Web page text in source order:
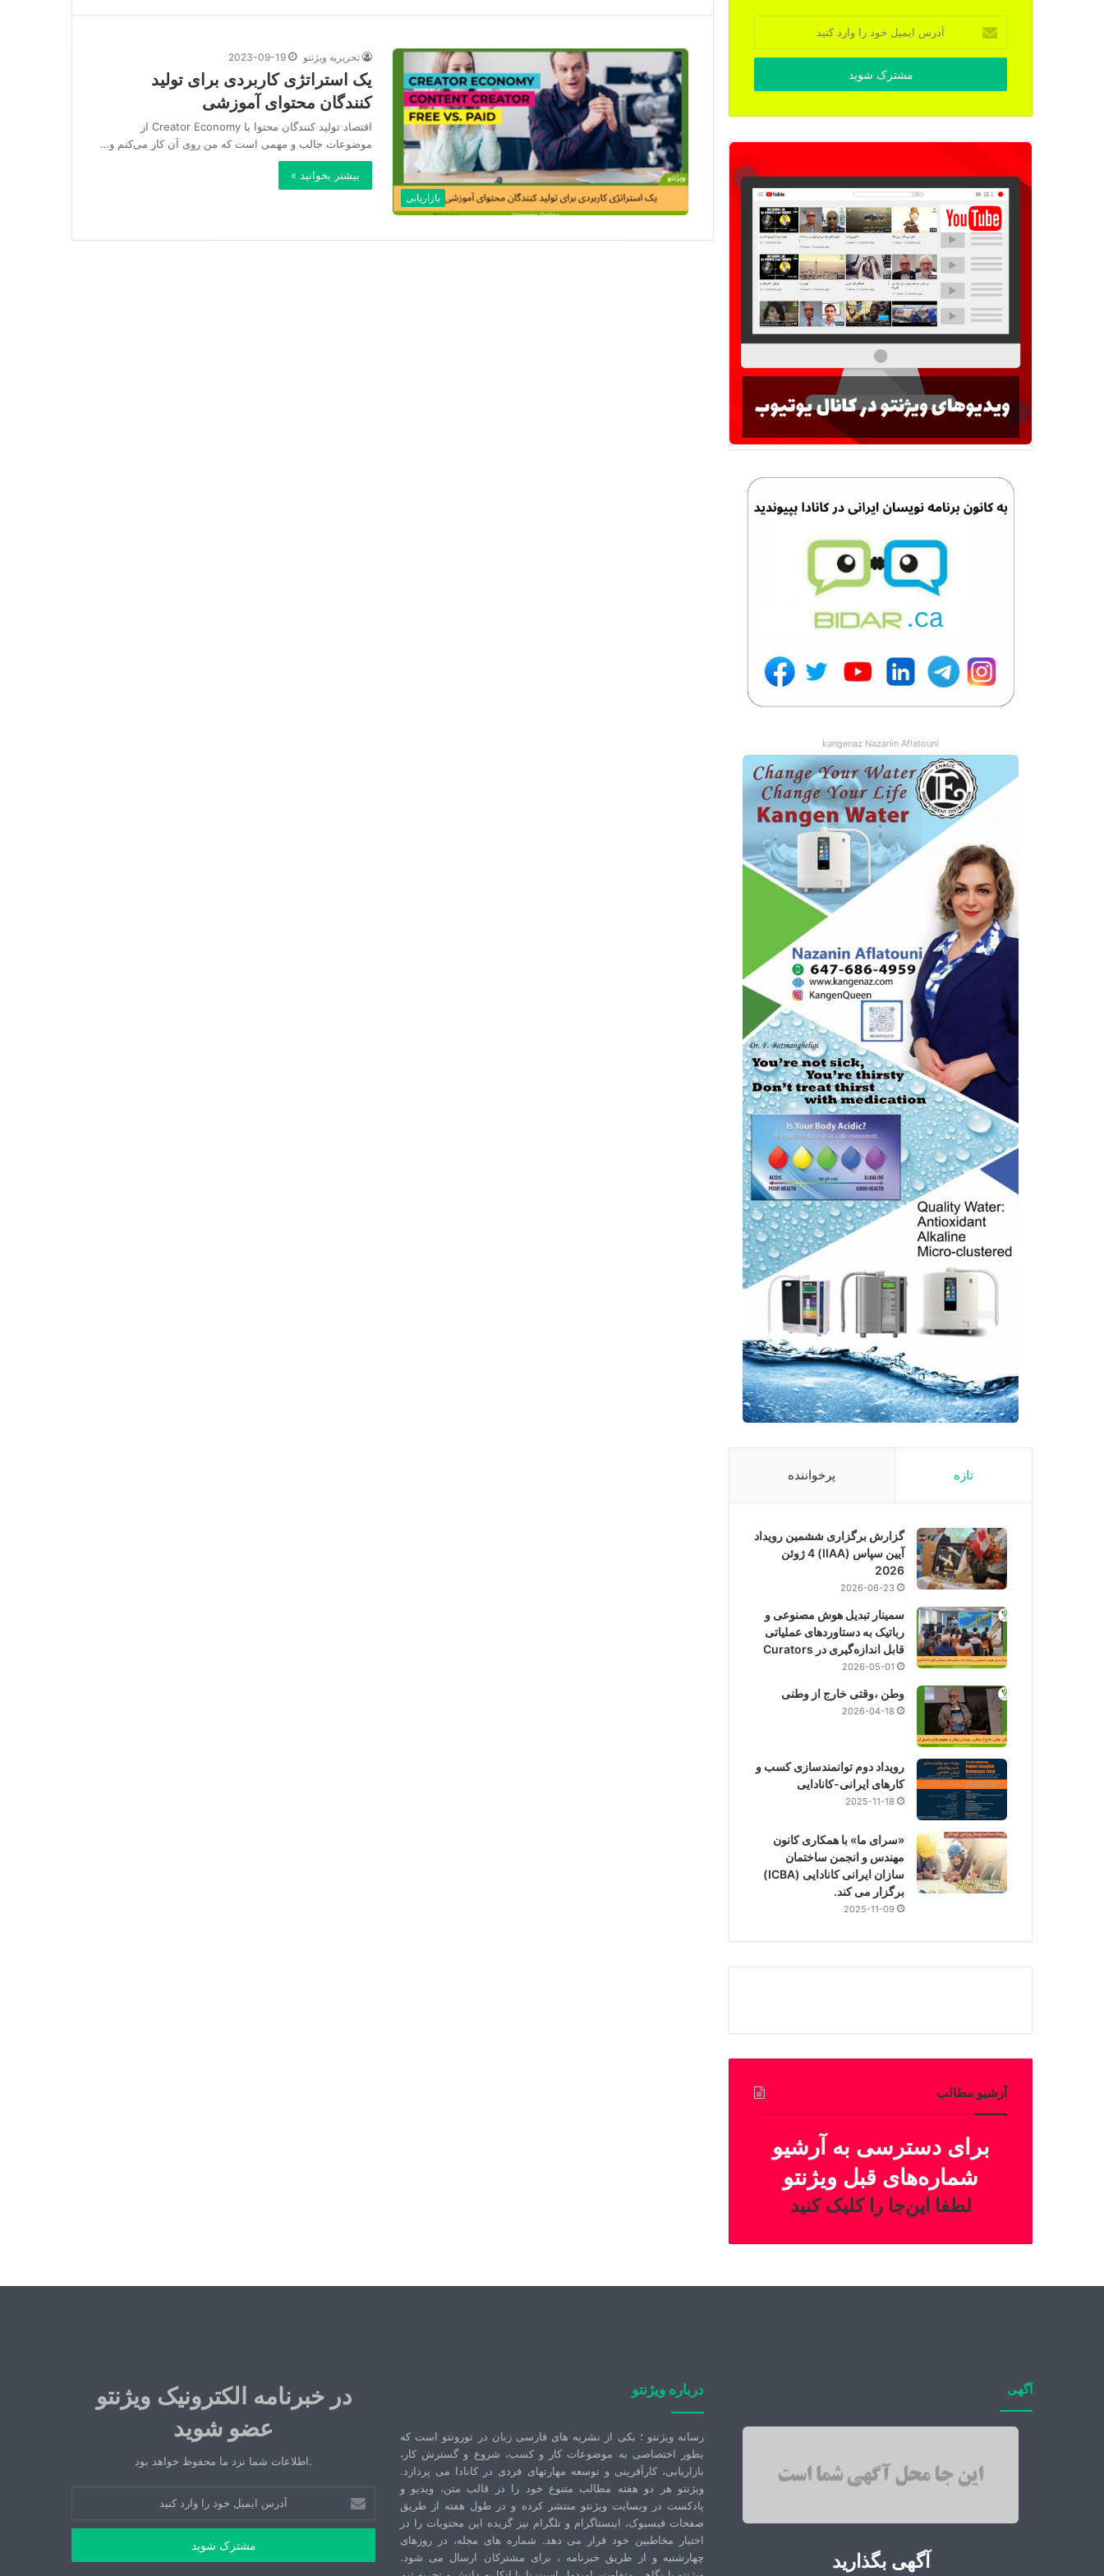
بازاریابی
تحریریه ویژنتو 2023-09-19
یک استراتژی کاربردی برای تولید
کنندگان محتوای آموزشی
اقتصاد تولید کنندگان محتوا یا Creator Economy از
موضوعات جالب و مهمی است که من روی آن کار می‌کنم و…
بیشتر بخوانید »
ایمیل
خود
وارد
kangenaz Nazanin Aflatouni
تازه پرخواننده
گزارش برگزاری ششمین رویداد
آیین سپاس (IIAA) 4 ژوئن
2026
2026-06-23
سمینار تبدیل هوش مصنوعی و
رباتیک به دستاوردهای عملیاتی
قابل اندازه‌گیری در Curators
2026-05-01
وطن ،وقتی خارج از وطنی
2026-04-18
رویداد دوم توانمندسازی کسب و
کارهای ایرانی-کانادایی
2025-11-18
«سرای ما» با همکاری کانون
مهندس و انجمن ساختمان
سازان ایرانی کانادایی (ICBA)
برگزار می کند.
2025-11-09
آرشیو مطالب
برای دسترسی به آرشیو
شماره‌های قبل ویژنتو
لطفا این‌جا را کلیک کنید
آگهی
آگهی بگذارید
درباره ویژنتو
رسانه ویژنتو ؛ یکی از نشریه های فارسی زبان در تورونتو است که
بطور اختصاصی به موضوعات کار و کسب، شروع و گسترش کار،
بازاریابی، کارآفرینی و توسعه مهارتهای فردی در کانادا می پردازد.
ویژنتو هر دو هفته مطالب متنوع خود را در قالب متن، ویدیو و
پادکست در وبسایت ویژنتو منتشر کرده و در طول هفته از طریق
صفحات فیسبوک، اینستاگرام و تلگرام نیز گزیده این محتویات را در
اختیار مخاطبین خود قرار می دهد. شماره های مجله، در روزهای
چهارشنبه و از طریق خبرنامه ، برای مشترکان ارسال می شود.
در خبرنامه الکترونیک ویژنتو
عضو شوید
.اطلاعات شما نزد ما محفوظ خواهد بود
ایمیل
خود
وارد